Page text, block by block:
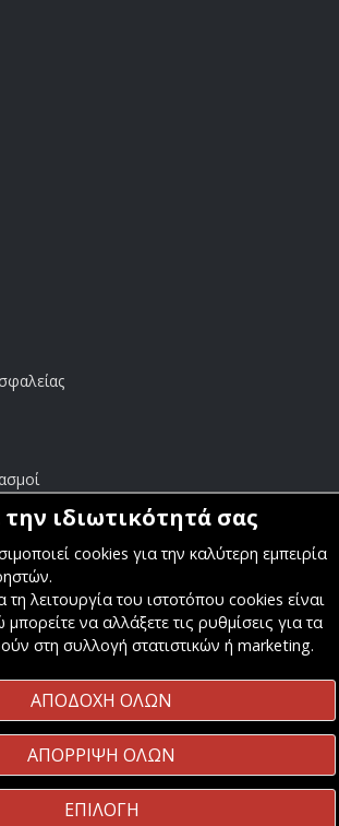
Κοσμάς Audio Video. All Rights Reserved
Κατασκευή & Φιλοξενία
Komvos.gr
ιδιωτικότητά σας
cookies για την καλύτερη εμπειρία
τη λειτουργία του ιστοτόπου cookies είναι
να αλλάξετε τις ρυθμίσεις για τα
στη συλλογή στατιστικών ή marketing.
ΑΠΟΔΟΧΗ ΟΛΩΝ
ΑΠΟΡΡΙΨΗ ΟΛΩΝ
ΕΠΙΛΟΓΗ